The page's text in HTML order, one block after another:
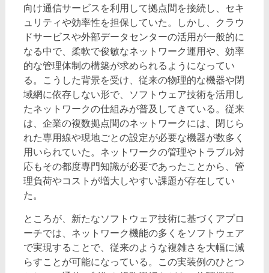
向け通信サービスを利用して拠点間を接続し、セキ
ュリティや効率性を担保していた。
しかし、クラウ
ドサービスや外部データセンターの活用が一般的に
なる中で、柔軟で俊敏なネットワーク運用や、効率
的な管理体制の構築が求められるようになってい
る。こうした背景を受け、従来の物理的な機器や閉
域網に依存しない形で、ソフトウェア技術を活用し
たネットワークの仕組みが普及してきている。従来
は、企業の複数拠点間のネットワークには、閉じら
れた専用線や現地ごとの設定が必要な機器が数多く
用いられていた。ネットワークの管理やトラブル対
応もその都度専門知識が必要であったことから、管
理負荷やコストが増大しやすい課題が存在してい
た。
ところが、新たなソフトウェア技術に基づくアプロ
ーチでは、ネットワーク機能の多くをソフトウェア
で実現することで、従来のような複雑さを大幅に減
らすことが可能になっている。この実装例のひとつ